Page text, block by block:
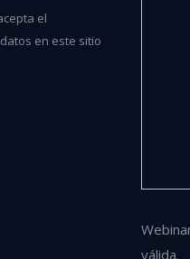
el
en este sitio
válida.